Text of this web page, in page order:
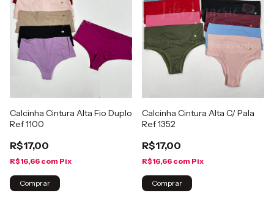
Calcinha Cintura Alta Fio Duplo
Ref 1100
R$17,00
R$16,66 com Pix
Comprar
Calcinha Cintura Alta C/ Pala
Ref 1352
R$17,00
R$16,66 com Pix
Comprar